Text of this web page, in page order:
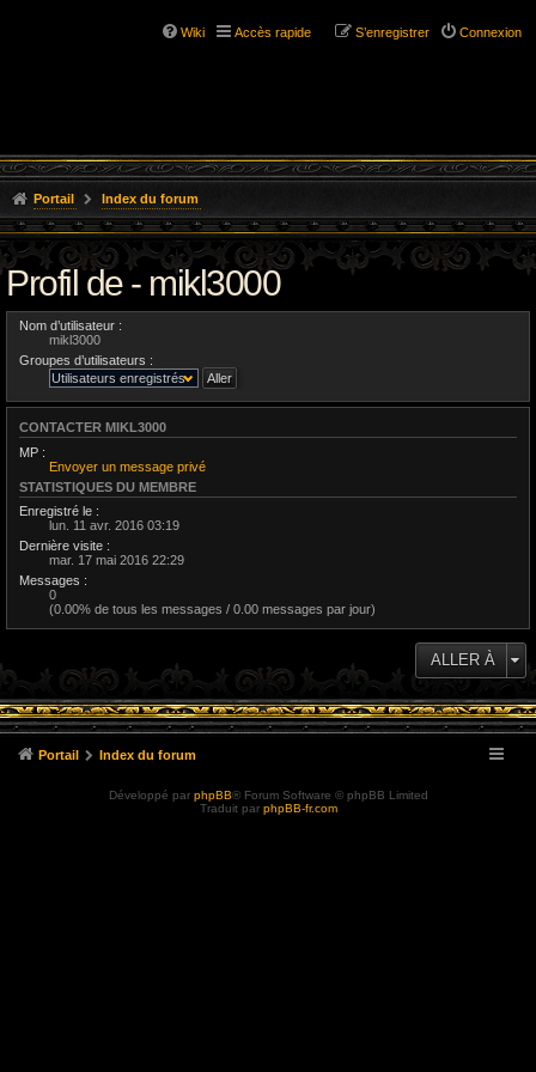
Wiki Accès rapide Connexion
S’enregistrer
Portail Index du forum
Profil de - mikl3000
Nom d’utilisateur :
mikl3000
Groupes d’utilisateurs :
CONTACTER MIKL3000
MP :
Envoyer un message privé
STATISTIQUES DU MEMBRE
Enregistré le :
lun. 11 avr. 2016 03:19
Dernière visite :
mar. 17 mai 2016 22:29
Messages :
0
(0.00% de tous les messages / 0.00 messages par jour)
ALLER À
Portail Index du forum
Développé par phpBB® Forum Software © phpBB Limited
Traduit par phpBB-fr.com